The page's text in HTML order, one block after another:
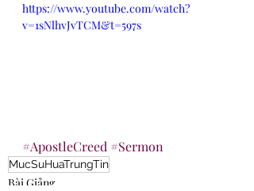
https://www.youtube.com/watch?
v=1sNlhvJvTCM&t=597s
#ApostleCreed #Sermon
MucSuHuaTrungTin
Bài Giảng